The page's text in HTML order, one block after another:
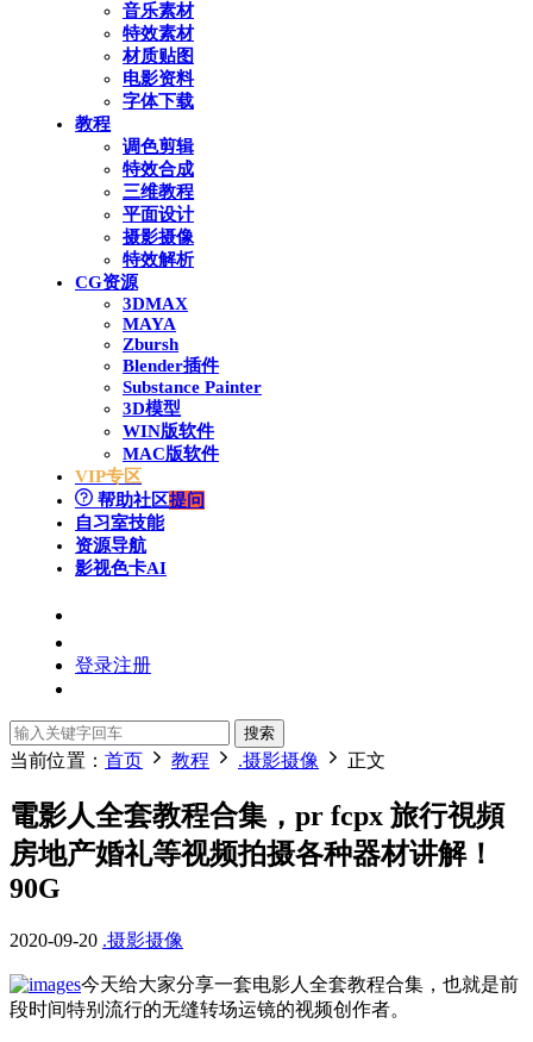
音乐素材
特效素材
材质贴图
电影资料
字体下载
教程
调色剪辑
特效合成
三维教程
平面设计
摄影摄像
特效解析
CG资源
3DMAX
MAYA
Zbursh
Blender插件
Substance Painter
3D模型
WIN版软件
MAC版软件
VIP专区
帮助社区提问
自习室技能
资源导航
影视色卡AI
登录注册
搜索
当前位置： 首页 教程 .摄影摄像 正文
電影人全套教程合集，pr fcpx 旅行視頻
房地产婚礼等视频拍摄各种器材讲解！
90G
2020-09-20 .摄影摄像
今天给大家分享一套电影人全套教程合集，也就是前
段时间特别流行的无缝转场运镜的视频创作者​。